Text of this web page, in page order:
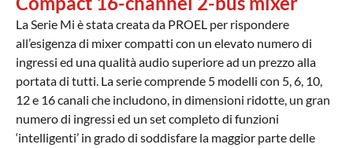
La Serie Mi è stata creata da PROEL per rispondere
all’esigenza di mixer compatti con un elevato numero di
ingressi ed una qualità audio superiore ad un prezzo alla
portata di tutti. La serie comprende 5 modelli con 5, 6, 10,
12 e 16 canali che includono, in dimensioni ridotte, un gran
numero di ingressi ed un set completo di funzioni
‘intelligenti’ in grado di soddisfare la maggior parte delle